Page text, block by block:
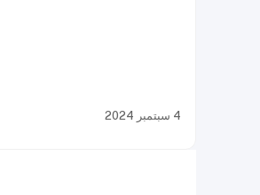
4 سبتمبر 2024